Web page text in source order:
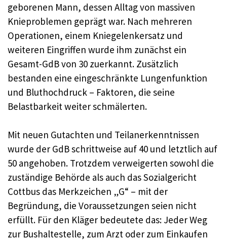
geborenen Mann, dessen Alltag von massiven
Knieproblemen geprägt war. Nach mehreren
Operationen, einem Kniegelenkersatz und
weiteren Eingriffen wurde ihm zunächst ein
Gesamt-GdB von 30 zuerkannt. Zusätzlich
bestanden eine eingeschränkte Lungenfunktion
und Bluthochdruck – Faktoren, die seine
Belastbarkeit weiter schmälerten.
Mit neuen Gutachten und Teilanerkenntnissen
wurde der GdB schrittweise auf 40 und letztlich auf
50 angehoben. Trotzdem verweigerten sowohl die
zuständige Behörde als auch das Sozialgericht
Cottbus das Merkzeichen „G“ – mit der
Begründung, die Voraussetzungen seien nicht
erfüllt. Für den Kläger bedeutete das: Jeder Weg
zur Bushaltestelle, zum Arzt oder zum Einkaufen